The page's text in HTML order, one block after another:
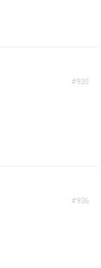
#935
#936